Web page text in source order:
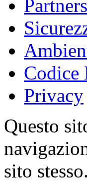
Partners
Codice
Privacy
Questo
sito stesso.